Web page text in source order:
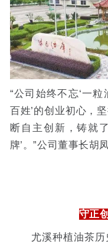
“公司始终不忘‘一
百姓’的创业初心，
断自主创新，铸就
牌’。”公司董事长胡
守正
尤溪种植油茶历